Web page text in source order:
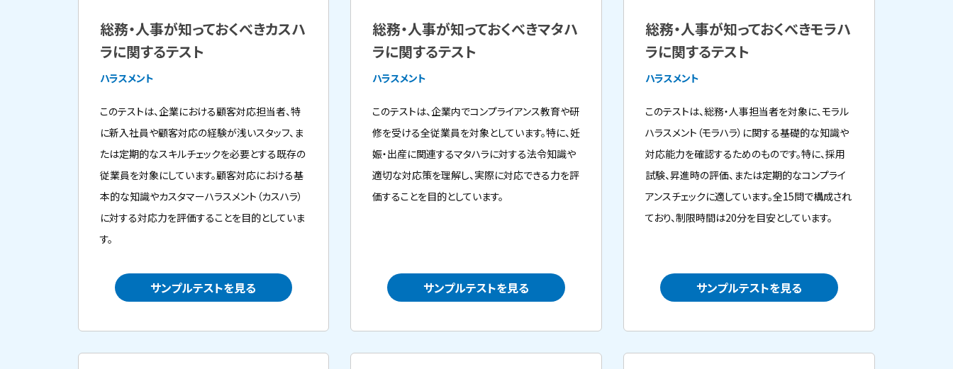
総務・人事が知っておくべきカスハ
ラに関するテスト
ハラスメント
このテストは、企業における顧客対応担当者、特
に新入社員や顧客対応の経験が浅いスタッフ、ま
たは定期的なスキルチェックを必要とする既存の
従業員を対象にしています。顧客対応における基
本的な知識やカスタマーハラスメント（カスハラ）
に対する対応力を評価することを目的としていま
す。
サンプルテストを見る
総務・人事が知っておくべきマタハ
ラに関するテスト
ハラスメント
このテストは、企業内でコンプライアンス教育や研
修を受ける全従業員を対象としています。特に、妊
娠・出産に関連するマタハラに対する法令知識や
適切な対応策を理解し、実際に対応できる力を評
価することを目的としています。
サンプルテストを見る
総務・人事が知っておくべきモラハ
ラに関するテスト
ハラスメント
このテストは、総務・人事担当者を対象に、モラル
ハラスメント（モラハラ）に関する基礎的な知識や
対応能力を確認するためのものです。特に、採用
試験、昇進時の評価、または定期的なコンプライ
アンスチェックに適しています。全15問で構成され
ており、制限時間は20分を目安としています。
サンプルテストを見る